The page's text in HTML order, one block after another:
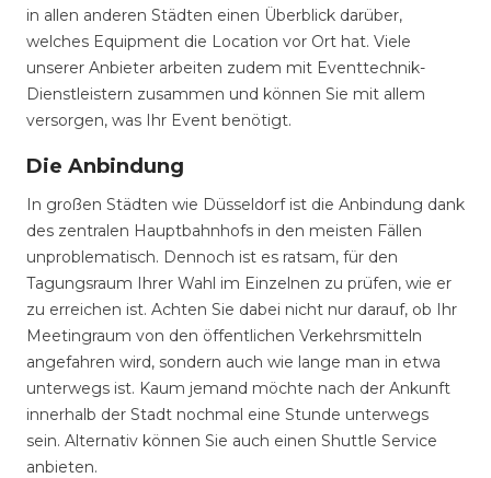
in allen anderen Städten einen Überblick darüber,
welches Equipment die Location vor Ort hat. Viele
unserer Anbieter arbeiten zudem mit Eventtechnik-
Dienstleistern zusammen und können Sie mit allem
versorgen, was Ihr Event benötigt.
Die Anbindung
In großen Städten wie Düsseldorf ist die Anbindung dank
des zentralen Hauptbahnhofs in den meisten Fällen
unproblematisch. Dennoch ist es ratsam, für den
Tagungsraum Ihrer Wahl im Einzelnen zu prüfen, wie er
zu erreichen ist. Achten Sie dabei nicht nur darauf, ob Ihr
Meetingraum von den öffentlichen Verkehrsmitteln
angefahren wird, sondern auch wie lange man in etwa
unterwegs ist. Kaum jemand möchte nach der Ankunft
innerhalb der Stadt nochmal eine Stunde unterwegs
sein. Alternativ können Sie auch einen Shuttle Service
anbieten.